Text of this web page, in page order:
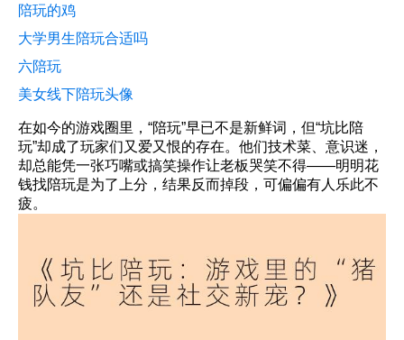
陪玩的鸡
大学男生陪玩合适吗
六陪玩
美女线下陪玩头像
在如今的游戏圈里，“陪玩”早已不是新鲜词，但“坑比陪
玩”却成了玩家们又爱又恨的存在。他们技术菜、意识迷，
却总能凭一张巧嘴或搞笑操作让老板哭笑不得——明明花
钱找陪玩是为了上分，结果反而掉段，可偏偏有人乐此不
疲。